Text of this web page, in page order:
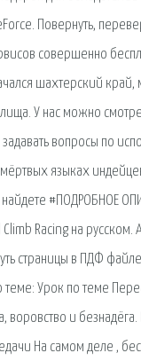
Повернуть,
совершенно
шахтерский
У нас можно
вопросы по
языках
#ПОДРОБНОЕ
Racing на
страницы в ПДФ
теме: Урок по теме
и безнадёга.
На самом деле ,